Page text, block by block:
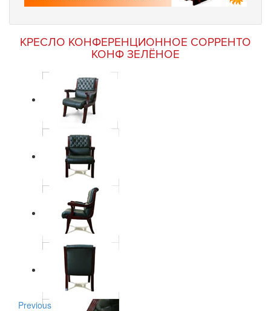
КРЕСЛО КОНФЕРЕНЦИОННОЕ СОРРЕНТО
КОНФ ЗЕЛЁНОЕ
Previous